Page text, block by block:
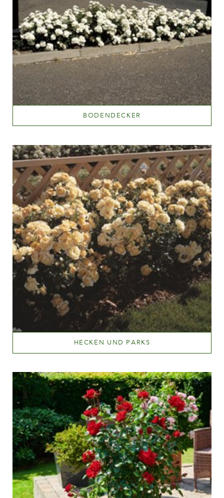
BODENDECKER
HECKEN UND PARKS